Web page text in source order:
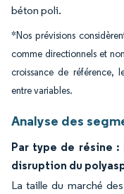
béton poli.
*Nos prévisions
comme directionnels et
croissance de référence,
entre variables.
Analyse des
Par type de résine
disruption du
La taille du marché